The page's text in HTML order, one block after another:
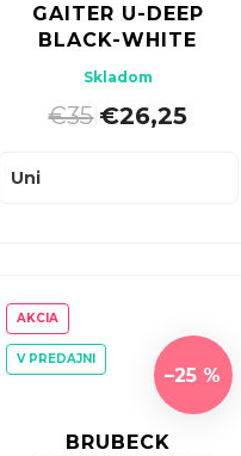
GAITER U-DEEP
BLACK-WHITE
Skladom
€35| €26,25
Uni
AKCIA
V PREDAJNI
–25 %
BRUBECK